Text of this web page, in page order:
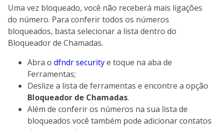
Uma vez bloqueado, você não receberá mais ligações
do número. Para conferir todos os números
bloqueados, basta selecionar a lista dentro do
Bloqueador de Chamadas.
Abra o dfndr securitye toque na aba de
Ferramentas;
Deslize a lista de ferramentas e encontre a opção
Bloqueador de Chamadas.
Além de conferir os números na sua lista de
bloqueados você também pode adicionar contatos